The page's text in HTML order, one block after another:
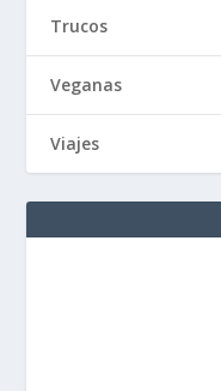
Trucos
Veganas
Viajes